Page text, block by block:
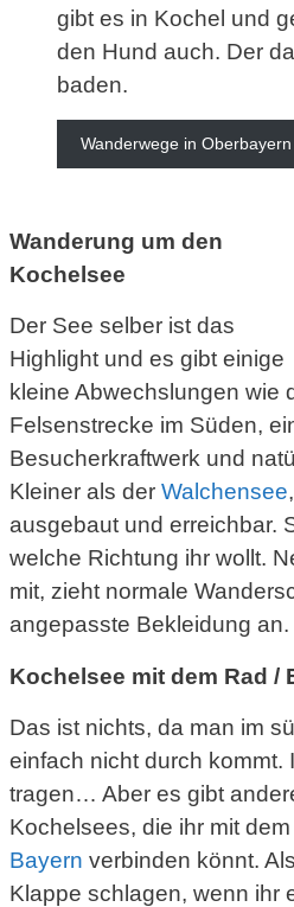
gibt es in Kochel und
den Hund auch. Der
baden.
Wanderwege in Oberbayern
Wanderung um den
Kochelsee
Der See selber ist das
Highlight und es gibt einige
kleine Abwechslungen wie
Felsenstrecke im Süden,
Besucherkraftwerk und
Kleiner als der Walchensee
ausgebaut und erreichbar.
welche Richtung ihr wollt.
mit, zieht normale
angepasste Bekleidung an.
Kochelsee mit dem Rad /
Das ist nichts, da man im
einfach nicht durch kommt.
tragen… Aber es gibt
Kochelsees, die ihr mit dem
Bayern verbinden könnt.
Klappe schlagen, wenn ihr